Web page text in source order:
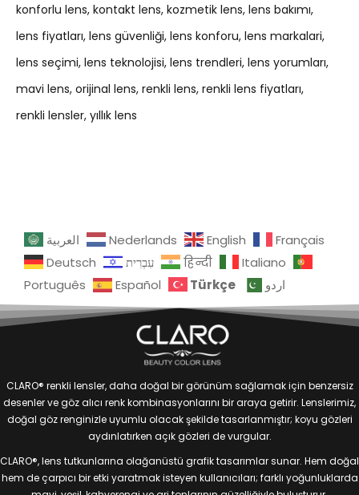
konforlu lens kontakt lens kozmetik lens lens bakımı
lens fiyatları lens güvenliği lens konforu lens markalari
lens seçimi lens teknolojisi lens trendleri lens yorumları
mavi lens orijinal lens renkli lens renkli lens fiyatları
renkli lensler yıllık lens
العربية Nederlands English
Français
Deutsch
עִבְרִית हिन्दी
Italiano
Português
Español Türkçe اردو
CLARO® renkli lensler, daha doğal bir görünüm sağlamak için benzersiz
desenler ve göz alıcı renk kombinasyonlarını bir araya getirir. Lenslerimiz,
doğal göz renginizle uyumlu olacak şekilde tasarlanmıştır; koyu gözleri
aydınlatırken açık gözleri de vurgular.
CLARO®, lens tutkunlarına olağanüstü grafik tasarımlar sunar. Hem doğal
hem de çarpıcı bir etki yaratmak isteyen kullanıcıları; farklı yoğunluklarda